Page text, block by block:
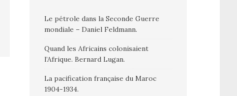
Le pétrole dans la Seconde Guerre
mondiale – Daniel Feldmann.
Quand les Africains colonisaient
l’Afrique. Bernard Lugan.
La pacification française du Maroc
1904-1934.